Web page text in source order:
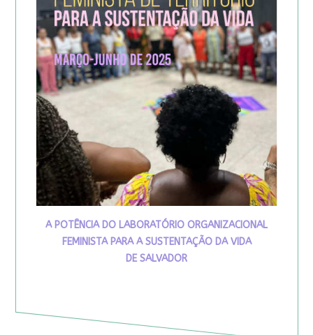
A POTÊNCIA DO LABORATÓRIO ORGANIZACIONAL
FEMINISTA PARA A SUSTENTAÇÃO DA VIDA
DE SALVADOR